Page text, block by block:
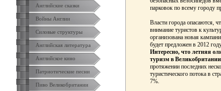
Английские сказки
Войны Англии
Силовые структуры
Английская литература
Английское кино
Патриотические песни
Пиво Великобритании
парковок по всему городу
Власти города опасаются,
внимание туристов к
организована новая
будет предложен в 2012
Интересно, что летняя
туризм в
протяжении последних
туристического потока в
7%.